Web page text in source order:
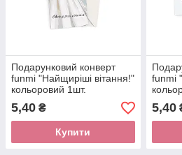
Подарунковий конверт
funmi "Найщиріші вітання!"
кольоровий 1шт.
5,40 ₴
Купити
funmi
5,40